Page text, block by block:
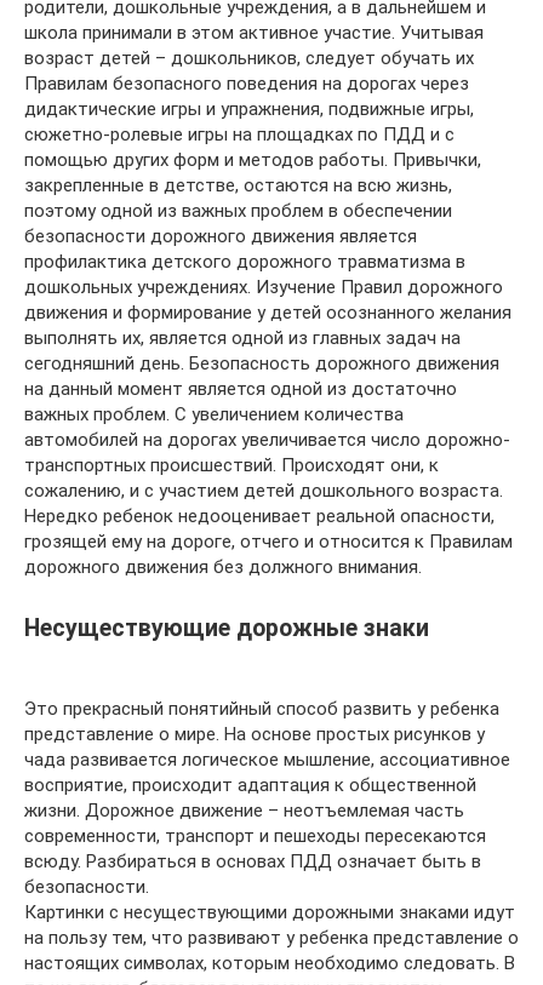
родители, дошкольные учреждения, а в дальнейшем и
школа принимали в этом активное участие. Учитывая
возраст детей – дошкольников, следует обучать их
Правилам безопасного поведения на дорогах через
дидактические игры и упражнения, подвижные игры,
сюжетно-ролевые игры на площадках по ПДД и с
помощью других форм и методов работы. Привычки,
закрепленные в детстве, остаются на всю жизнь,
поэтому одной из важных проблем в обеспечении
безопасности дорожного движения является
профилактика детского дорожного травматизма в
дошкольных учреждениях. Изучение Правил дорожного
движения и формирование у детей осознанного желания
выполнять их, является одной из главных задач на
сегодняшний день. Безопасность дорожного движения
на данный момент является одной из достаточно
важных проблем. С увеличением количества
автомобилей на дорогах увеличивается число дорожно-
транспортных происшествий. Происходят они, к
сожалению, и с участием детей дошкольного возраста.
Нередко ребенок недооценивает реальной опасности,
грозящей ему на дороге, отчего и относится к Правилам
дорожного движения без должного внимания.
Несуществующие дорожные знаки
Это прекрасный понятийный способ развить у ребенка
представление о мире. На основе простых рисунков у
чада развивается логическое мышление, ассоциативное
восприятие, происходит адаптация к общественной
жизни. Дорожное движение – неотъемлемая часть
современности, транспорт и пешеходы пересекаются
всюду. Разбираться в основах ПДД означает быть в
безопасности.
Картинки с несуществующими дорожными знаками идут
на пользу тем, что развивают у ребенка представление о
настоящих символах, которым необходимо следовать. В